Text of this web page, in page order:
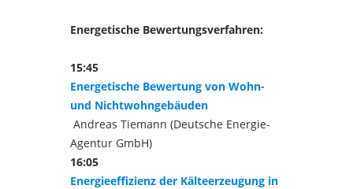
Energetische Bewertungsverfahren:
15:45
Energetische Bewertung von Wohn-
und Nichtwohngebäuden
Andreas Tiemann (Deutsche Energie-
Agentur GmbH)
16:05
Energieeffizienz der Kälteerzeugung in